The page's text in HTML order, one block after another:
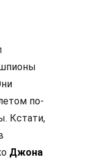
по-
Кстати,
Джона